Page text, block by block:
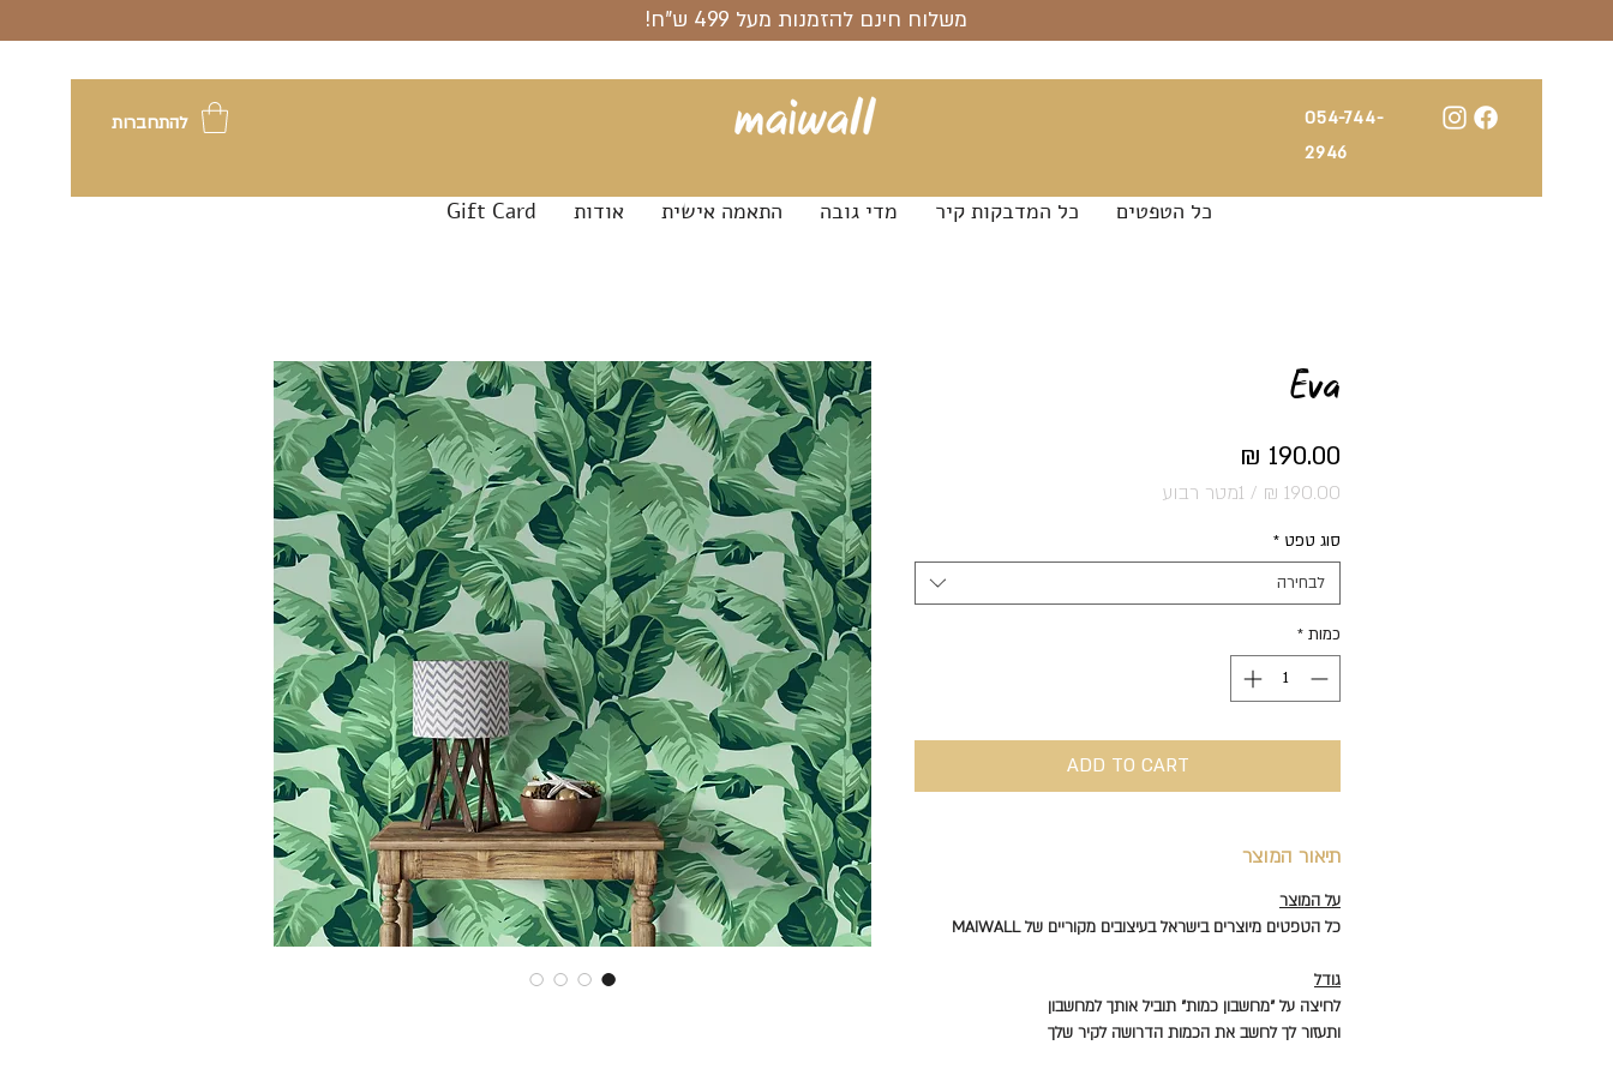
כל הטפטים כל המדבקות קיר מדי גובה התאמה אישית אודות Gift Card
משלוח חינם להזמנות מעל 499 ש"ח!
להתחברות
054-744-
2946
Eva
/ 1מטר רבוע
לכל
Square
meter
סוג טפט *
לבחירה
כמות *
ADD TO CART
תיאור המוצר
על המוצר
כל הטפטים מיוצרים בישראל בעיצובים מקוריים של MAIWALL
גודל
לחיצה על "מחשבון כמות" תוביל אותך למחשבון
ותעזור לך לחשב את הכמות הדרושה לקיר שלך